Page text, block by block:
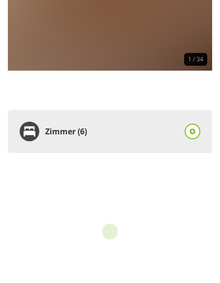
1 / 34
Zimmer (6)
€125.00pro Einheit/Nacht